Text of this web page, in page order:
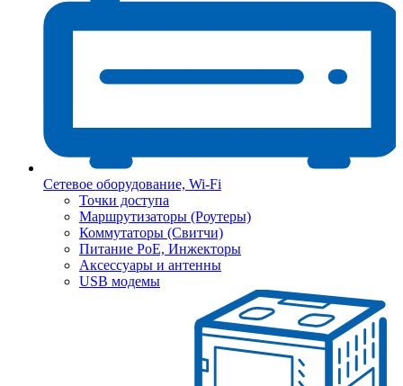
Сетевое оборудование, Wi-Fi
Точки доступа
Маршрутизаторы (Роутеры)
Коммутаторы (Свитчи)
Питание PoE, Инжекторы
Аксессуары и антенны
USB модемы